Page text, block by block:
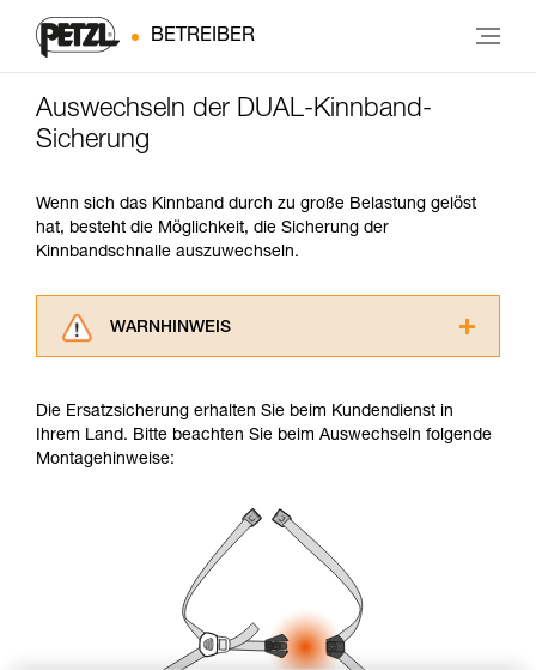
BETREIBER
Auswechseln der DUAL-Kinnband-
Sicherung
Wenn sich das Kinnband durch zu große Belastung gelöst
hat, besteht die Möglichkeit, die Sicherung der
Kinnbandschnalle auszuwechseln.
WARNHINWEIS
aufmerksam durch, bevor Sie diesen zu Rate
ziehen. Um diese Zusatzinformationen
verstehen zu können, müssen Sie zuerst die in
Informationen richtig verstanden haben.
Die Beherrschung dieser Techniken setzt eine
entsprechende Ausbildung und ein spezielles
Training voraus. Prüfen Sie zusammen mit
einem Profi, ob Sie in der Lage sind, den
Vorgang alleine sicher zu wiederholen, bevor
Sie ihn eigenständig durchführen.
Die Ersatzsicherung erhalten Sie beim Kundendienst in
Ihrem Land. Bitte beachten Sie beim Auswechseln folgende
Montagehinweise: